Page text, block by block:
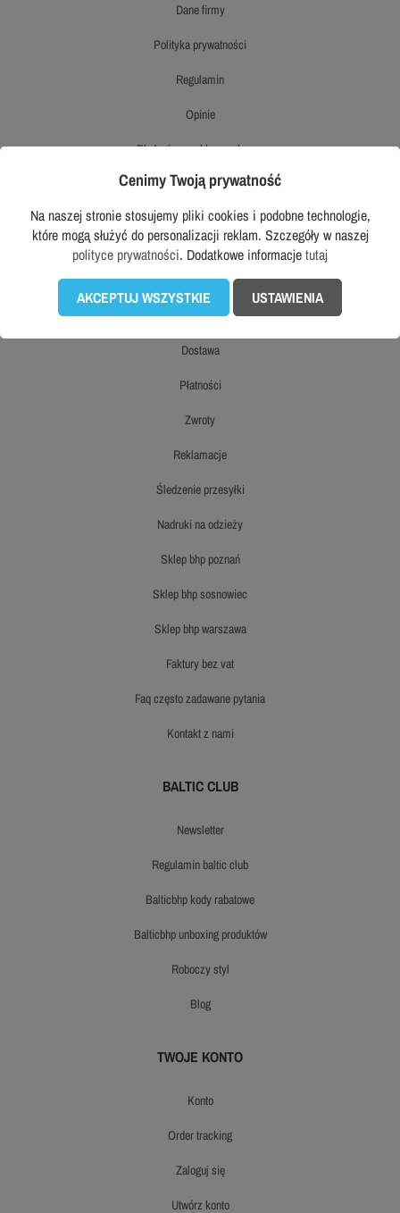
dane firmy
polityka prywatności
regulamin
opinie
ekologiczny sklep workwear
opinie o produktach
prawo odstąpienia od umowy
mapa strony
OBSŁUGA KLIENTA
dostawa
płatności
zwroty
reklamacje
śledzenie przesyłki
nadruki na odzieży
sklep bhp poznań
sklep bhp sosnowiec
sklep bhp warszawa
faktury bez vat
faq często zadawane pytania
kontakt z nami
BALTIC CLUB
newsletter
regulamin baltic club
balticbhp kody rabatowe
balticbhp unboxing produktów
roboczy styl
blog
TWOJE KONTO
konto
order tracking
zaloguj się
utwórz konto
Cenimy Twoją prywatność
Na naszej stronie stosujemy pliki cookies i podobne technologie,
które mogą służyć do personalizacji reklam. Szczegóły w naszej
polityce prywatności. Dodatkowe informacjetutaj
AKCEPTUJ WSZYSTKIE USTAWIENIA